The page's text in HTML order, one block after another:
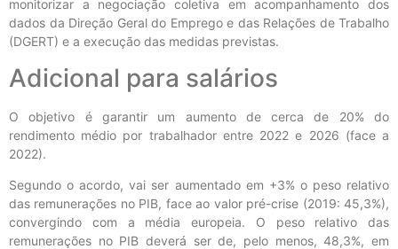
monitorizar a negociação coletiva em acompanhamento dos
dados da Direção Geral do Emprego e das Relações de Trabalho
(DGERT) e a execução das medidas previstas.
Adicional para salários
O objetivo é garantir um aumento de cerca de 20% do
rendimento médio por trabalhador entre 2022 e 2026 (face a
2022).
Segundo o acordo, vai ser aumentado em +3% o peso relativo
das remunerações no PIB, face ao valor pré-crise (2019: 45,3%),
convergindo com a média europeia. O peso relativo das
remunerações no PIB deverá ser de, pelo menos, 48,3%, em